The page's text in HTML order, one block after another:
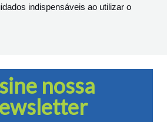
indispensáveis ao utilizar o
nossa